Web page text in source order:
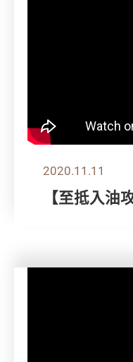
2020.11.11
【至抵入油